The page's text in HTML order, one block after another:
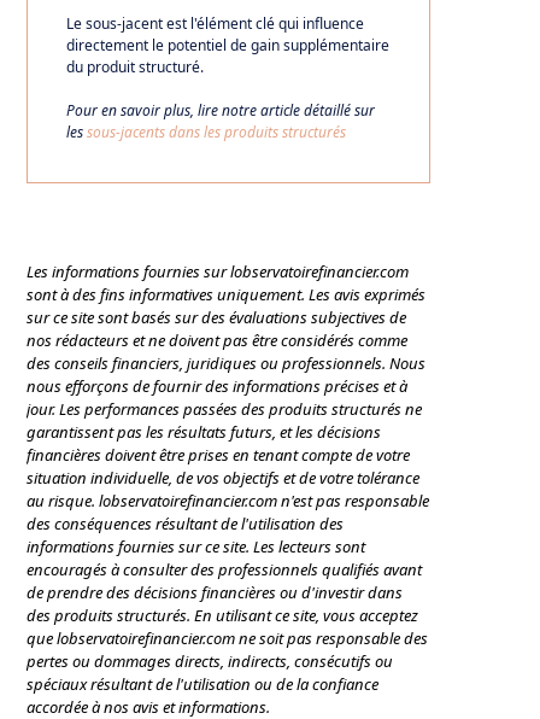
Le sous-jacent est l'élément clé qui influence
directement le potentiel de gain supplémentaire
du produit structuré.
Pour en savoir plus, lire notre article détaillé sur
lessous-jacents dans les produits structurés
Les informations fournies sur lobservatoirefinancier.com
sont à des fins informatives uniquement. Les avis exprimés
sur ce site sont basés sur des évaluations subjectives de
nos rédacteurs et ne doivent pas être considérés comme
des conseils financiers, juridiques ou professionnels. Nous
nous efforçons de fournir des informations précises et à
jour. Les performances passées des produits structurés ne
garantissent pas les résultats futurs, et les décisions
financières doivent être prises en tenant compte de votre
situation individuelle, de vos objectifs et de votre tolérance
au risque. lobservatoirefinancier.com n'est pas responsable
des conséquences résultant de l'utilisation des
informations fournies sur ce site. Les lecteurs sont
encouragés à consulter des professionnels qualifiés avant
de prendre des décisions financières ou d'investir dans
des produits structurés. En utilisant ce site, vous acceptez
que lobservatoirefinancier.com ne soit pas responsable des
pertes ou dommages directs, indirects, consécutifs ou
spéciaux résultant de l'utilisation ou de la confiance
accordée à nos avis et informations.